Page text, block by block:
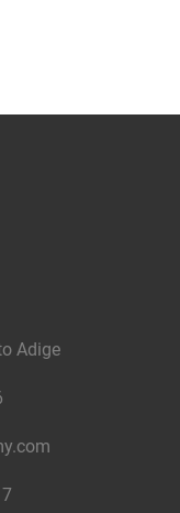
Adige